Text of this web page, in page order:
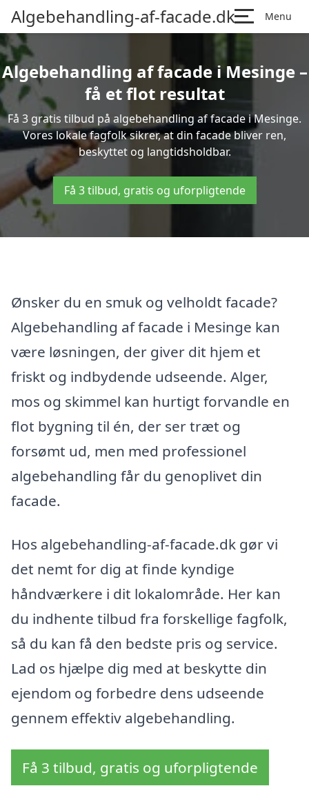
Algebehandling-af-facade.dk Menu
Algebehandling af facade i Mesinge –
få et flot resultat
Få 3 gratis tilbud på algebehandling af facade i Mesinge.
Vores lokale fagfolk sikrer, at din facade bliver ren,
beskyttet og langtidsholdbar.
Få 3 tilbud, gratis og uforpligtende
Ønsker du en smuk og velholdt facade?
Algebehandling af facade i Mesinge kan
være løsningen, der giver dit hjem et
friskt og indbydende udseende. Alger,
mos og skimmel kan hurtigt forvandle en
flot bygning til én, der ser træt og
forsømt ud, men med professionel
algebehandling får du genoplivet din
facade.
Hos algebehandling-af-facade.dk gør vi
det nemt for dig at finde kyndige
håndværkere i dit lokalområde. Her kan
du indhente tilbud fra forskellige fagfolk,
så du kan få den bedste pris og service.
Lad os hjælpe dig med at beskytte din
ejendom og forbedre dens udseende
gennem effektiv algebehandling.
Få 3 tilbud, gratis og uforpligtende